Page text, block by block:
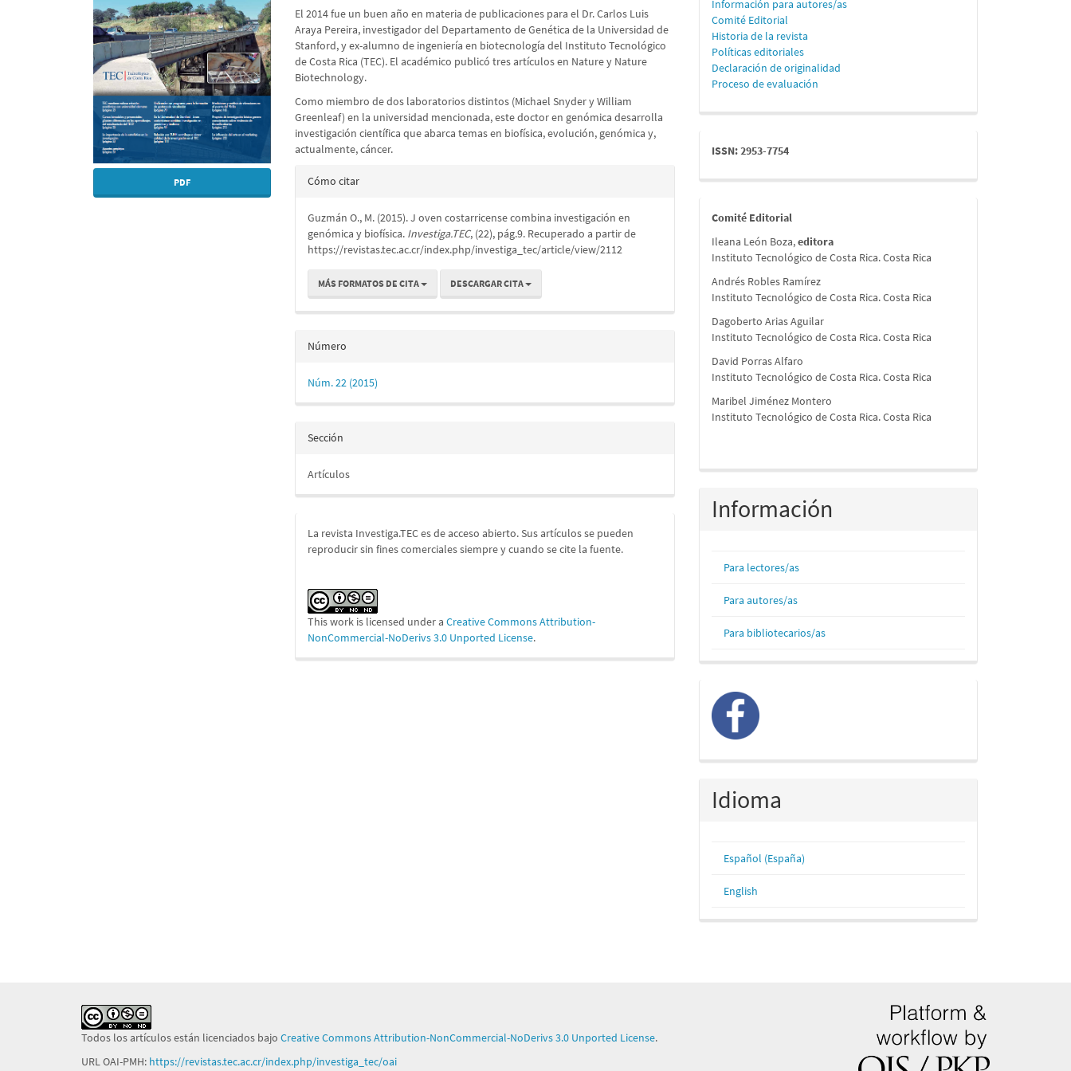
artículo
PDF
artículo
El 2014 fue un buen año en materia de publicaciones para el Dr. Carlos Luis
Araya Pereira, investigador del Departamento de Genética de la Universidad de
Stanford, y ex-alumno de ingeniería en biotecnología del Instituto Tecnológico
de Costa Rica (TEC). El académico publicó tres artículos en Nature y Nature
Biotechnology.
Como miembro de dos laboratorios distintos (Michael Snyder y William
Greenleaf) en la universidad mencionada, este doctor en genómica desarrolla
investigación científica que abarca temas en biofísica, evolución, genómica y,
actualmente, cáncer.
Detalles
artículo
Cómo citar
Guzmán O., M. (2015). J oven costarricense combina investigación en
genómica y biofísica. Investiga.TEC, (22), pág.9. Recuperado a partir de
https://revistas.tec.ac.cr/index.php/investiga_tec/article/view/2112
MÁS FORMATOS DE CITA DESCARGAR CITA
Número
Núm. 22 (2015)
Sección
Artículos
La revista Investiga.TEC es de acceso abierto. Sus artículos se pueden
reproducir sin fines comerciales siempre y cuando se cite la fuente.
This work is licensed under aCreative Commons Attribution-
NonCommercial-NoDerivs 3.0 Unported License.
Información para autores/as
Comité Editorial
Historia de la revista
Políticas editoriales
Declaración de originalidad
Proceso de evaluación
issn
ISSN: 2953-7754
comite
Comité Editorial
Ileana León Boza,editora
Instituto Tecnológico de Costa Rica. Costa Rica
Andrés Robles Ramírez
Instituto Tecnológico de Costa Rica. Costa Rica
Dagoberto Arias Aguilar
Instituto Tecnológico de Costa Rica. Costa Rica
David Porras Alfaro
Instituto Tecnológico de Costa Rica. Costa Rica
Maribel Jiménez Montero
Instituto Tecnológico de Costa Rica. Costa Rica
Información
Para lectores/as
Para autores/as
Para bibliotecarios/as
facebook
Idioma
Español (España)
English
Todos los artículos están licenciados bajo Creative Commons Attribution-NonCommercial-NoDerivs 3.0 Unported License.
URL OAI-PMH: https://revistas.tec.ac.cr/index.php/investiga_tec/oai